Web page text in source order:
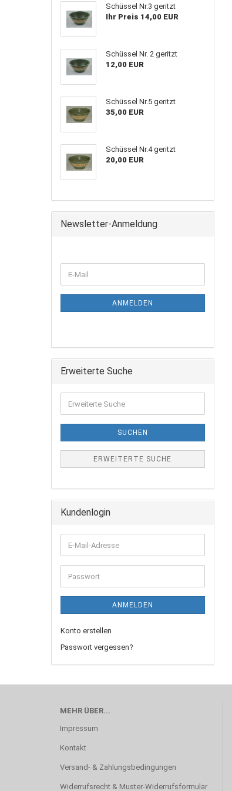
Schüssel Nr.3 geritzt
Ihr Preis 14,00 EUR
Schüssel Nr. 2 geritzt
12,00 EUR
Schüssel Nr.5 geritzt
35,00 EUR
Schüssel Nr.4 geritzt
20,00 EUR
Newsletter-Anmeldung
ANMELDEN
Erweiterte Suche
SUCHEN
ERWEITERTE SUCHE
Kundenlogin
ANMELDEN
Konto erstellen
Passwort vergessen?
MEHR ÜBER...
Impressum
Kontakt
Versand- & Zahlungsbedingungen
Widerrufsrecht & Muster-Widerrufsformular